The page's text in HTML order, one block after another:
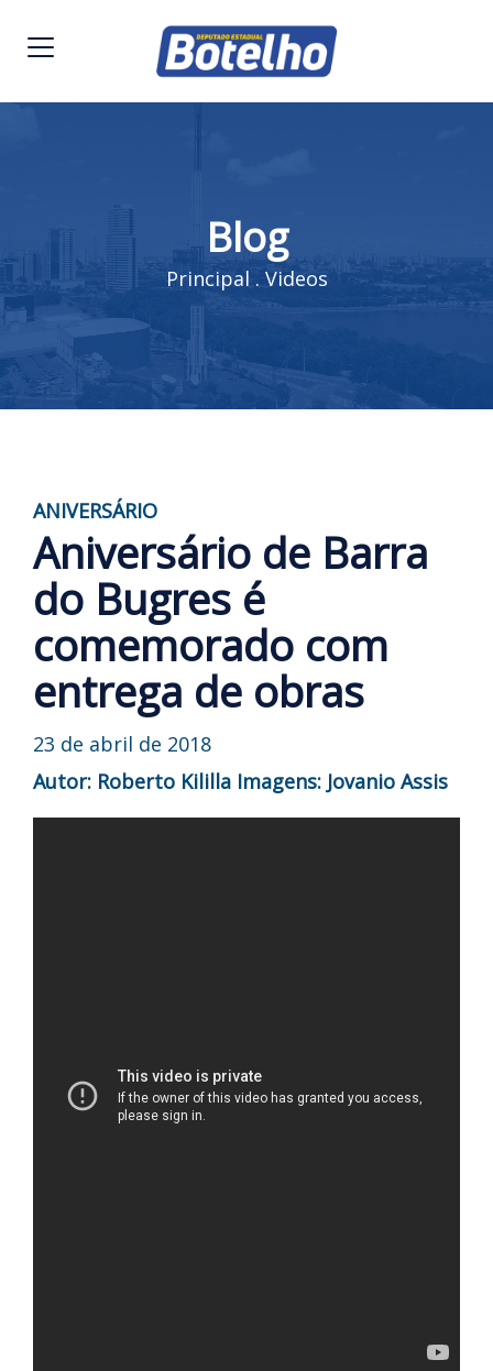
Blog
Principal . Videos
ANIVERSÁRIO
Aniversário de Barra
do Bugres é
comemorado com
entrega de obras
23 de abril de 2018
Autor: Roberto Kililla Imagens: Jovanio Assis